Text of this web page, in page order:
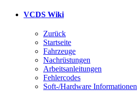
VCDS Wiki
Zurück
Startseite
Fahrzeuge
Nachrüstungen
Arbeitsanleitungen
Fehlercodes
Soft-/Hardware Informationen